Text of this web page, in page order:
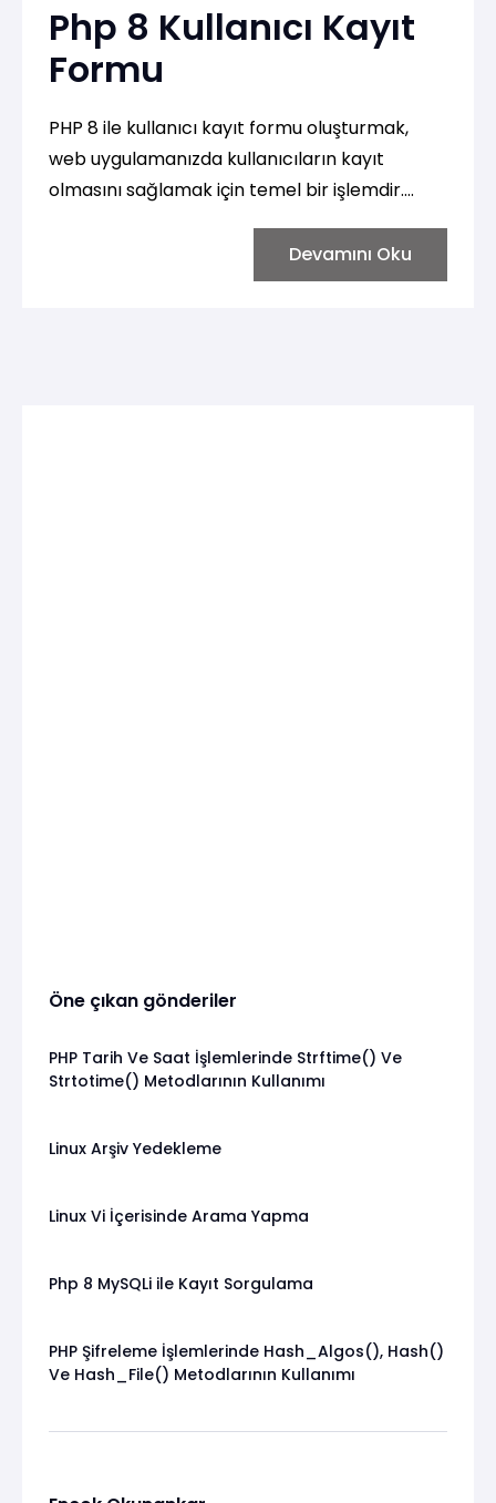
Php 8 Kullanıcı Kayıt
Formu
PHP 8 ile kullanıcı kayıt formu oluşturmak,
web uygulamanızda kullanıcıların kayıt
olmasını sağlamak için temel bir işlemdir.
sürecini adım adım anlatan bir rehber
Devamını Oku
Öne çıkan gönderiler
PHP Tarih Ve Saat İşlemlerinde Strftime() Ve
Strtotime() Metodlarının Kullanımı
Linux Arşiv Yedekleme
Linux Vi İçerisinde Arama Yapma
Php 8 MySQLi ile Kayıt Sorgulama
PHP Şifreleme İşlemlerinde Hash_Algos(), Hash()
Ve Hash_File() Metodlarının Kullanımı